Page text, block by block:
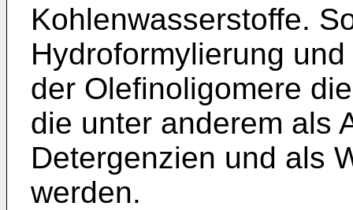
Kohlenwasserstoffe.
Hydroformylierung
der Olefinoligomere
die unter anderem als
Detergenzien und als
werden.